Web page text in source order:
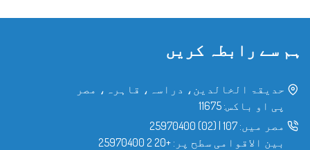
ہم سے رابطہ کریں
حدیقۃ الخالدین، دراسہ، قاہرہ، مصر
پی او باکس: 11675
مصر میں: 107
|
(02) 25970400
بین الاقوامی سطح پر: +20 2 25970400